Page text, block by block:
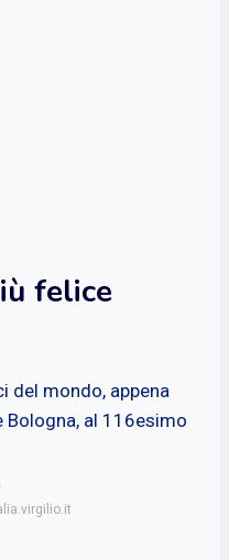
felice
del mondo, appena
Bologna, al 116esimo